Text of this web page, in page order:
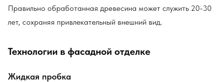
Правильно обработанная древесина может служить 20-30
лет, сохраняя привлекательный внешний вид.
Технологии в фасадной отделке
Жидкая пробка